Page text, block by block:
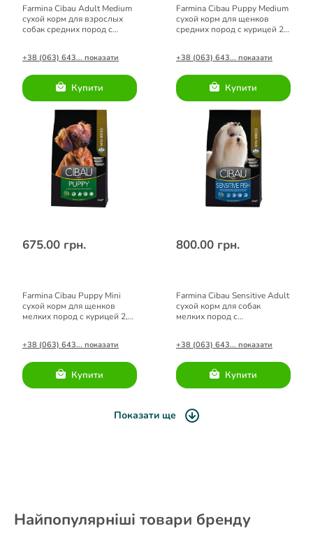
Farmina Cibau Adult Medium
сухой корм для взрослых
собак средних пород с
+38 (063) 643... показати
Купити
Farmina Cibau Puppy Medium
сухой корм для щенков
средних пород с курицей 2,5
+38 (063) 643... показати
Купити
675.00 грн.
Farmina Cibau Puppy Mini
сухой корм для щенков
мелких пород с курицей 2,5
+38 (063) 643... показати
Купити
800.00 грн.
Farmina Cibau Sensitive Adult
cухой корм для собак
мелких пород с
кг
+38 (063) 643... показати
Купити
Показати ще
Найпопулярніші товари бренду